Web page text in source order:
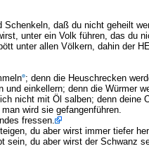
daß du nicht geheilt
unter ein Volk führen, das
unter allen Völkern, dahin der
; denn die Heuschrecken
einkellern; denn die Würmer
nicht mit Öl salben; denn deine
wird sie gefangenführen.
fressen.
du aber wirst immer tiefer
sein, du aber wirst der Schwanz